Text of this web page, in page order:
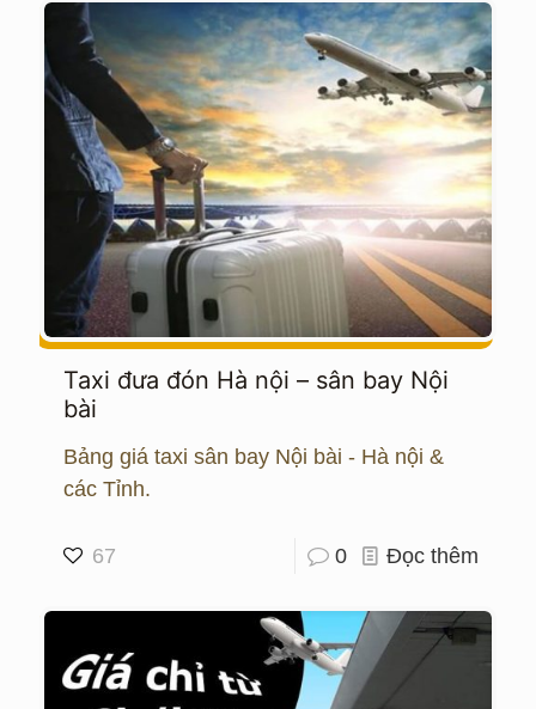
Taxi đưa đón Hà nội – sân bay Nội
bài
Bảng giá taxi sân bay Nội bài - Hà nội &
các Tỉnh.
67 0 Đọc thêm